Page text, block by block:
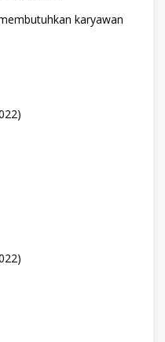
karyawan